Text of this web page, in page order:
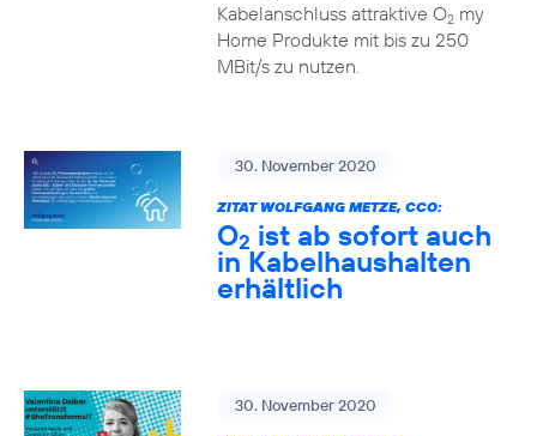
Kabelanschluss attraktive O2my
Home Produkte mit bis zu 250
MBit/s zu nutzen.
30. November 2020
ZITAT WOLFGANG METZE, CCO:
O2 ist ab sofort auch
in Kabelhaushalten
erhältlich
30. November 2020